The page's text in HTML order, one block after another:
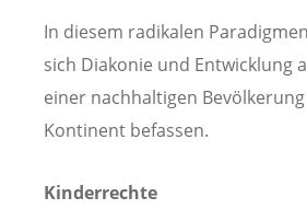
In diesem radikalen
sich Diakonie und Entwicklung
einer nachhaltigen
Kontinent befassen.
Kinderrechte